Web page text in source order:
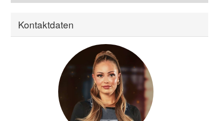
Kontaktdaten